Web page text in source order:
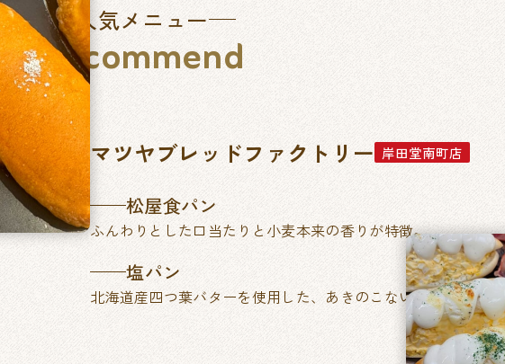
人気メニュー
Recommend
マツヤブレッドファクトリー 岸田堂南町店
松屋食パン
ふんわりとした口当たりと小麦本来の香りが特徴。
塩パン
北海道産四つ葉バターを使用した、あきのこない毎日食べた